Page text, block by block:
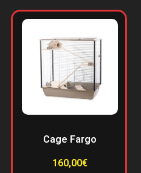
Cage Fargo
160,00€